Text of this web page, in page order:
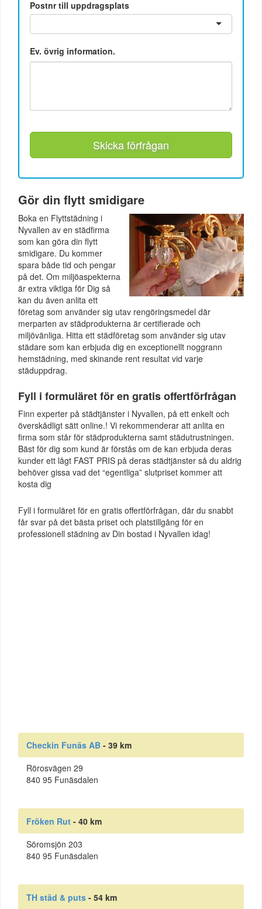
Postnr till uppdragsplats
Ev. övrig information.
Skicka förfrågan
Gör din flytt smidigare
Boka en Flyttstädning i
Nyvallen av en städfirma
som kan göra din flytt
smidigare. Du kommer
spara både tid och pengar
på det. Om miljöaspekterna
är extra viktiga för Dig så
kan du även anlita ett
företag som använder sig utav rengöringsmedel där
merparten av städprodukterna är certifierade och
miljövänliga. Hitta ett städföretag som använder sig utav
städare som kan erbjuda dig en exceptionellt noggrann
hemstädning, med skinande rent resultat vid varje
städuppdrag.
Fyll i formuläret för en gratis offertförfrågan
Finn experter på städtjänster i Nyvallen, på ett enkelt och
överskådligt sätt online.! Vi rekommenderar att anlita en
firma som står för städprodukterna samt städutrustningen.
Bäst för dig som kund är förstås om de kan erbjuda deras
kunder ett lågt FAST PRIS på deras städtjänster så du aldrig
behöver gissa vad det “egentliga” slutpriset kommer att
kosta dig
Fyll i formuläret för en gratis offertförfrågan, där du snabbt
får svar på det bästa priset och platstillgång för en
professionell städning av Din bostad i Nyvallen idag!
Checkin Funäs AB - 39 km
Rörosvägen 29
840 95 Funäsdalen
Fröken Rut - 40 km
Söromsjön 203
840 95 Funäsdalen
TH städ & puts - 54 km